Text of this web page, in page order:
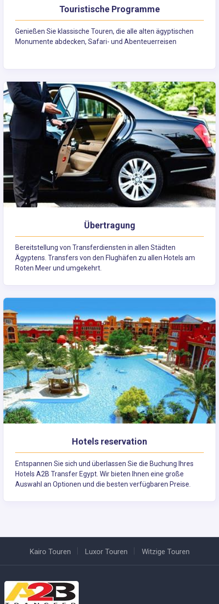
Touristische Programme
Genießen Sie klassische Touren, die alle alten ägyptischen
Monumente abdecken, Safari- und Abenteuerreisen
Übertragung
Bereitstellung von Transferdiensten in allen Städten
Ägyptens. Transfers von den Flughäfen zu allen Hotels am
Roten Meer und umgekehrt.
Hotels reservation
Entspannen Sie sich und überlassen Sie die Buchung Ihres
Hotels A2B Transfer Egypt. Wir bieten Ihnen eine große
Auswahl an Optionen und die besten verfügbaren Preise.
Kairo Touren Luxor Touren Witzige Touren